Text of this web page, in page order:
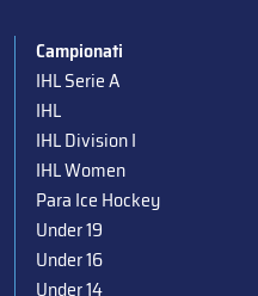
Campionati
IHL Serie A
IHL
IHL Division I
IHL Women
Para Ice Hockey
Under 19
Under 16
Under 14